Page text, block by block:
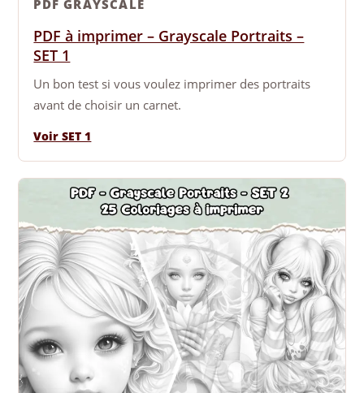
PDF GRAYSCALE
PDF à imprimer – Grayscale Portraits –
SET 1
Un bon test si vous voulez imprimer des portraits
avant de choisir un carnet.
Voir SET 1